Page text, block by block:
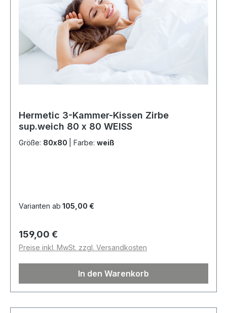
Hermetic 3-Kammer-Kissen Zirbe
sup.weich 80 x 80 WEISS
Größe: 80x80 Farbe: weiß
Varianten ab 105,00 €
Regulärer Preis:
159,00 €
Preise inkl. MwSt. zzgl. Versandkosten
In den Warenkorb